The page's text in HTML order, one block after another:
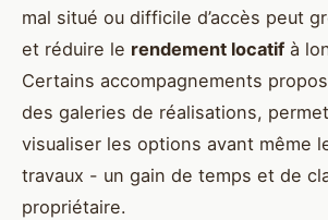
mal situé ou difficile d’accès peut
et réduire le rendement locatif à
Certains accompagnements
des galeries de réalisations,
visualiser les options avant même
travaux - un gain de temps et de
propriétaire.